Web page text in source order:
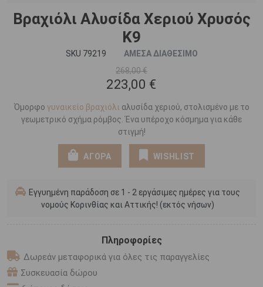
Βραχιόλι Αλυσίδα Χεριού Χρυσός
Κ9
SKU 79219
ΑΜΕΣΑ ΔΙΑΘΕΣΙΜΟ
268,00 €
223,00 €
Όμορφο γυναικείο βραχιόλι αλυσίδα χεριού, στολισμένο με το
γεωμετρικό σχήμα ρόμβος. Ένα υπέροχο κόσμημα για κάθε
στιγμή!
ΑΓΟΡΑ WISHLIST
Εγγυημένη παράδοση σε 1 - 2 εργάσιμες ημέρες για τους
νομούς Κορινθίας και Αττικής! (εκτός νήσων)
Πληροφορίες
Δωρεάν μεταφορικά για όλες τις παραγγελίες
Συσκευασία δώρου